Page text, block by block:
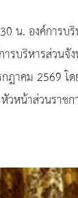
น. องค์การบ
รบริหารส่วน
ฎาคม 2569 โ
หน้าส่วนราช